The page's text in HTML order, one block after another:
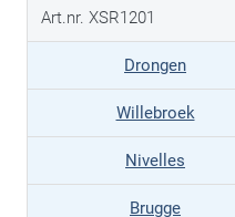
Art.nr. XSR1201
Drongen
Willebroek
Nivelles
Brugge